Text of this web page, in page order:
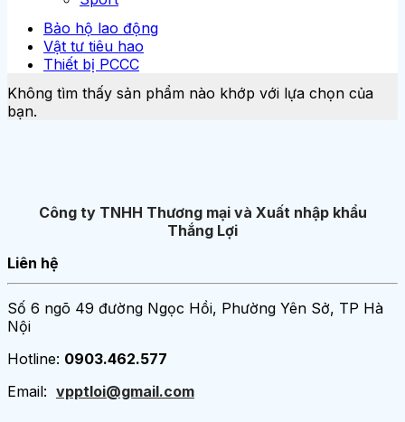
Bảo hộ lao động
Vật tư tiêu hao
Thiết bị PCCC
Không tìm thấy sản phẩm nào khớp với lựa chọn của
bạn.
Công ty TNHH Thương mại và Xuất nhập khẩu
Thắng Lợi
Liên hệ
Số 6 ngõ 49 đường Ngọc Hồi, Phường Yên Sở, TP Hà
Nội
Hotline: 0903.462.577
Email: vpptloi@gmail.com